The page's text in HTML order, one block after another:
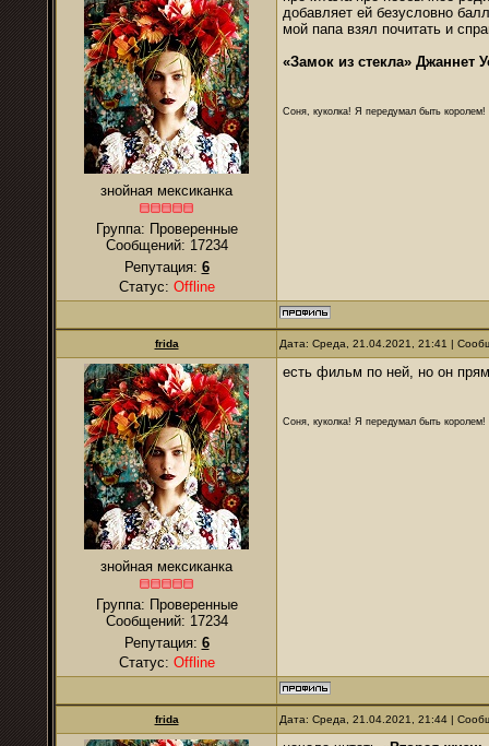
знойная мексиканка
Группа: Проверенные
Сообщений: 17234
Репутация: 6
Статус: Offline
добавляет ей безусловно
мой папа взял почитать и
«Замок из стекла» Джаннет
Соня, куколка! Я передумал быть
frida Дата: Среда, 21.04.2021, 21:41 |
знойная мексиканка
Группа: Проверенные
Сообщений: 17234
Репутация: 6
Статус: Offline
есть фильм по ней, но он
Соня, куколка! Я передумал быть
frida Дата: Среда, 21.04.2021, 21:44 |